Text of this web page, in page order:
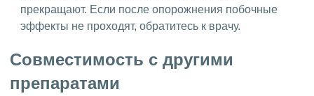
прекращают. Если после опорожнения побочные
эффекты не проходят, обратитесь к врачу.
Совместимость с другими
препаратами